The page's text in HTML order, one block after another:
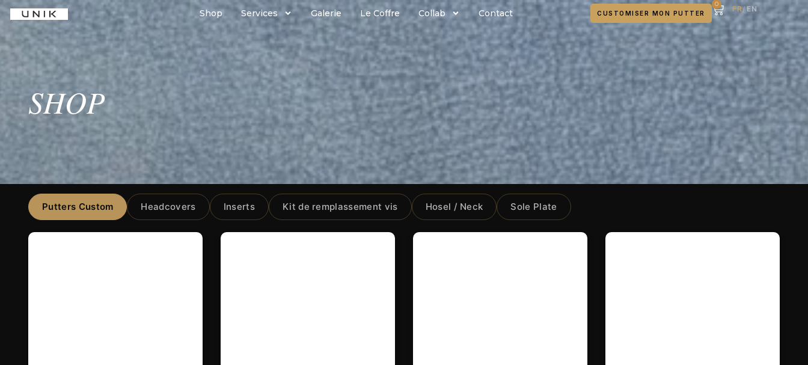
Shop Services Galerie Le Coffre Collab Contact CUSTOMISER MON PUTTER
0
FR/EN
SHOP
Putters Custom Headcovers Inserts Kit de remplassement vis Hosel / Neck Sole Plate